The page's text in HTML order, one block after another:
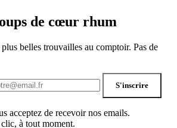
de cœur rhum
belles trouvailles au comptoir. Pas de
S'inscrire
acceptez de recevoir nos emails.
à tout moment.